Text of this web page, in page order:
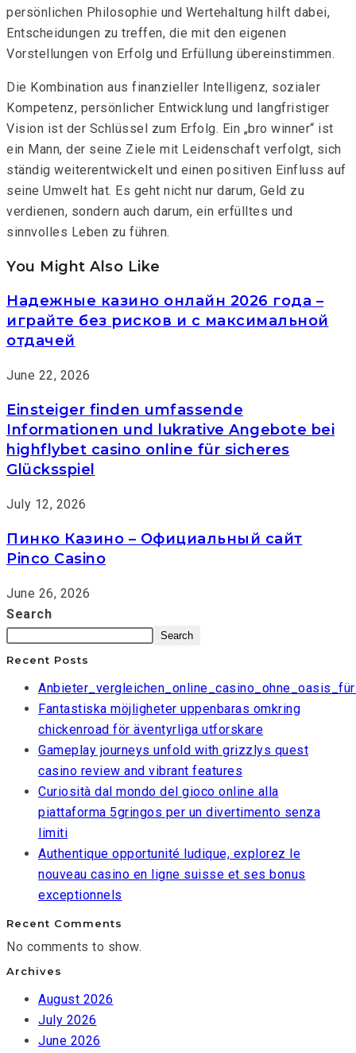
persönlichen Philosophie und Wertehaltung hilft dabei,
Entscheidungen zu treffen, die mit den eigenen
Vorstellungen von Erfolg und Erfüllung übereinstimmen.
Die Kombination aus finanzieller Intelligenz, sozialer
Kompetenz, persönlicher Entwicklung und langfristiger
Vision ist der Schlüssel zum Erfolg. Ein „bro winner“ ist
ein Mann, der seine Ziele mit Leidenschaft verfolgt, sich
ständig weiterentwickelt und einen positiven Einfluss auf
seine Umwelt hat. Es geht nicht nur darum, Geld zu
verdienen, sondern auch darum, ein erfülltes und
sinnvolles Leben zu führen.
You Might Also Like
Надежные казино онлайн 2026 года –
играйте без рисков и с максимальной
отдачей
June 22, 2026
Einsteiger finden umfassende
Informationen und lukrative Angebote bei
highflybet casino online für sicheres
Glücksspiel
July 12, 2026
Пинко Казино – Официальный сайт
Pinco Casino
June 26, 2026
Search
Search
Recent Posts
Fantastiska möjligheter uppenbaras omkring
chickenroad för äventyrliga utforskare
Gameplay journeys unfold with grizzlys quest
casino review and vibrant features
Curiosità dal mondo del gioco online alla
piattaforma 5gringos per un divertimento senza
limiti
Authentique opportunité ludique, explorez le
nouveau casino en ligne suisse et ses bonus
exceptionnels
Recent Comments
No comments to show.
Archives
August 2026
July 2026
June 2026